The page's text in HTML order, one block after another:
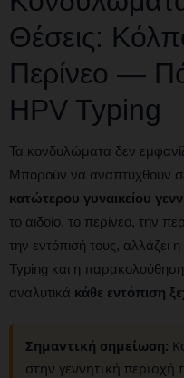
Θέσεις:
Περίνεο —
HPV Typing
Τα κονδυλώματα δεν
Μπορούν να αναπτυχθούν
κατώτερου γυναικείου
το αιδοίο, το περίνεο, την
την εντόπισή τους, αλλάζει
Typing και η
αναλυτικά κάθε εντόπιση
Σημαντική σημείωση:
στην γεννητική περιοχή